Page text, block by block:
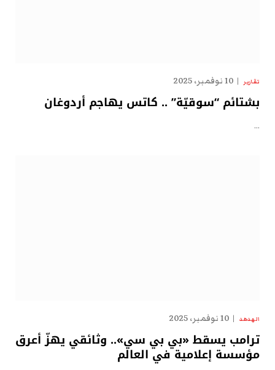
تقارير 10 نوفمبر، 2025
بشتائم “سوقيّة” .. كاتس يهاجم أردوغان
…
الهدهد 10 نوفمبر، 2025
ترامب يسقط «بي بي سي».. وثائقي يهزّ أعرق
مؤسسة إعلامية في العالم